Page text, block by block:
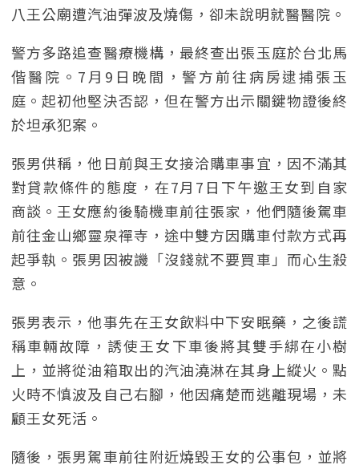
八王公廟遭汽油彈波及燒傷，卻未說明就醫醫院。
警方多路追查醫療機構，最終查出張玉庭於台北馬
偕醫院。7月9日晚間，警方前往病房逮捕張玉
庭。起初他堅決否認，但在警方出示關鍵物證後終
於坦承犯案。
張男供稱，他日前與王女接洽購車事宜，因不滿其
對貸款條件的態度，在7月7日下午邀王女到自家
商談。王女應約後騎機車前往張家，他們隨後駕車
前往金山鄉靈泉禪寺，途中雙方因購車付款方式再
起爭執。張男因被譏「沒錢就不要買車」而心生殺
意。
張男表示，他事先在王女飲料中下安眠藥，之後謊
稱車輛故障，誘使王女下車後將其雙手綁在小樹
上，並將從油箱取出的汽油澆淋在其身上縱火。點
火時不慎波及自己右腳，他因痛楚而逃離現場，未
顧王女死活。
隨後，張男駕車前往附近燒毀王女的公事包，並將